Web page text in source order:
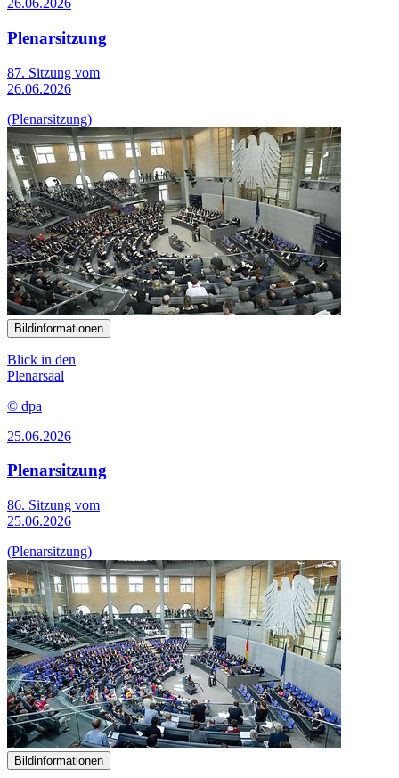
26.06.2026
Plenarsitzung
87. Sitzung vom
26.06.2026
(Plenarsitzung)
Bildinformationen
Blick in den
Plenarsaal
© dpa
25.06.2026
Plenarsitzung
86. Sitzung vom
25.06.2026
(Plenarsitzung)
Bildinformationen